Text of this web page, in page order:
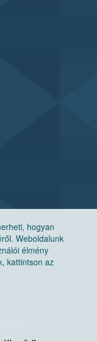
hogyan
Weboldalunk
élmény
kattintson az
Hivatal